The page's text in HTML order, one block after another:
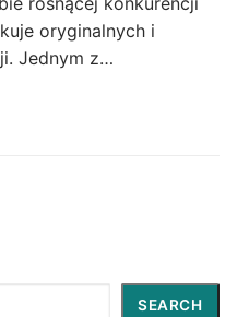
oryginalnych i
Jednym z…
SEARCH